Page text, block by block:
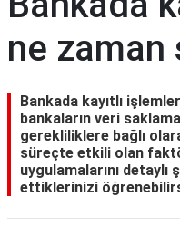
ne zaman
Bankada kayıtlı
bankaların veri
gerekliliklere bağlı
süreçte etkili olan
uygulamalarını
ettiklerinizi